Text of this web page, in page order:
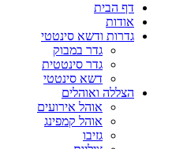
דף הבית
אודות
גדרות ודשא סינטטי
גדר במבוק
גדר סינטטית
דשא סינטטי
הצללה ואוהלים
אוהל אירועים
אוהל קמפינג
גזיבו